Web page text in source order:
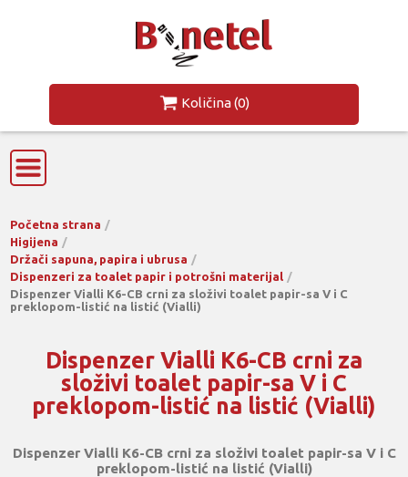
Količina(0)
Početna strana
Higijena
Držači sapuna, papira i ubrusa
Dispenzeri za toalet papir i potrošni materijal
Dispenzer Vialli K6-CB crni za složivi toalet papir-sa V i C
preklopom-listić na listić (Vialli)
Dispenzer Vialli K6-CB crni za
složivi toalet papir-sa V i C
preklopom-listić na listić (Vialli)
Dispenzer Vialli K6-CB crni za složivi toalet papir-sa V i C
preklopom-listić na listić (Vialli)